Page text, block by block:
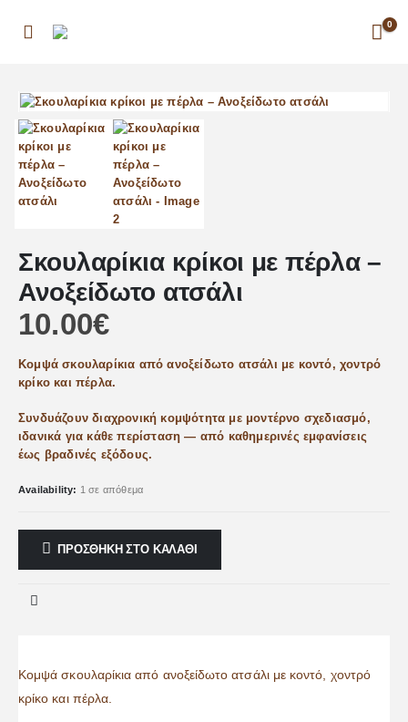
0
Σκουλαρίκια κρίκοι με πέρλα –
Ανοξείδωτο ατσάλι
10.00€
Κομψά σκουλαρίκια από ανοξείδωτο ατσάλι με κοντό, χοντρό
κρίκο και πέρλα.
Συνδυάζουν διαχρονική κομψότητα με μοντέρνο σχεδιασμό,
ιδανικά για κάθε περίσταση — από καθημερινές εμφανίσεις
έως βραδινές εξόδους.
Availability: 1 σε απόθεμα
ΠΡΟΣΘΉΚΗ ΣΤΟ ΚΑΛΆΘΙ
Κομψά σκουλαρίκια από ανοξείδωτο ατσάλι με κοντό, χοντρό
κρίκο και πέρλα.